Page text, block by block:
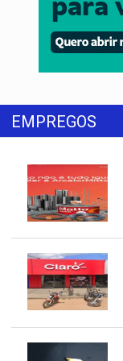
EMPREGOS